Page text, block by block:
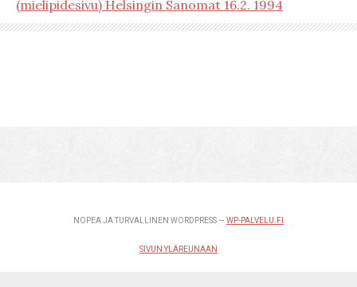
(mielipidesivu) Helsingin Sanomat 16.2. 1994
NOPEA JA TURVALLINEN WORDPRESS — WP-PALVELU.FI
SIVUN YLÄREUNAAN